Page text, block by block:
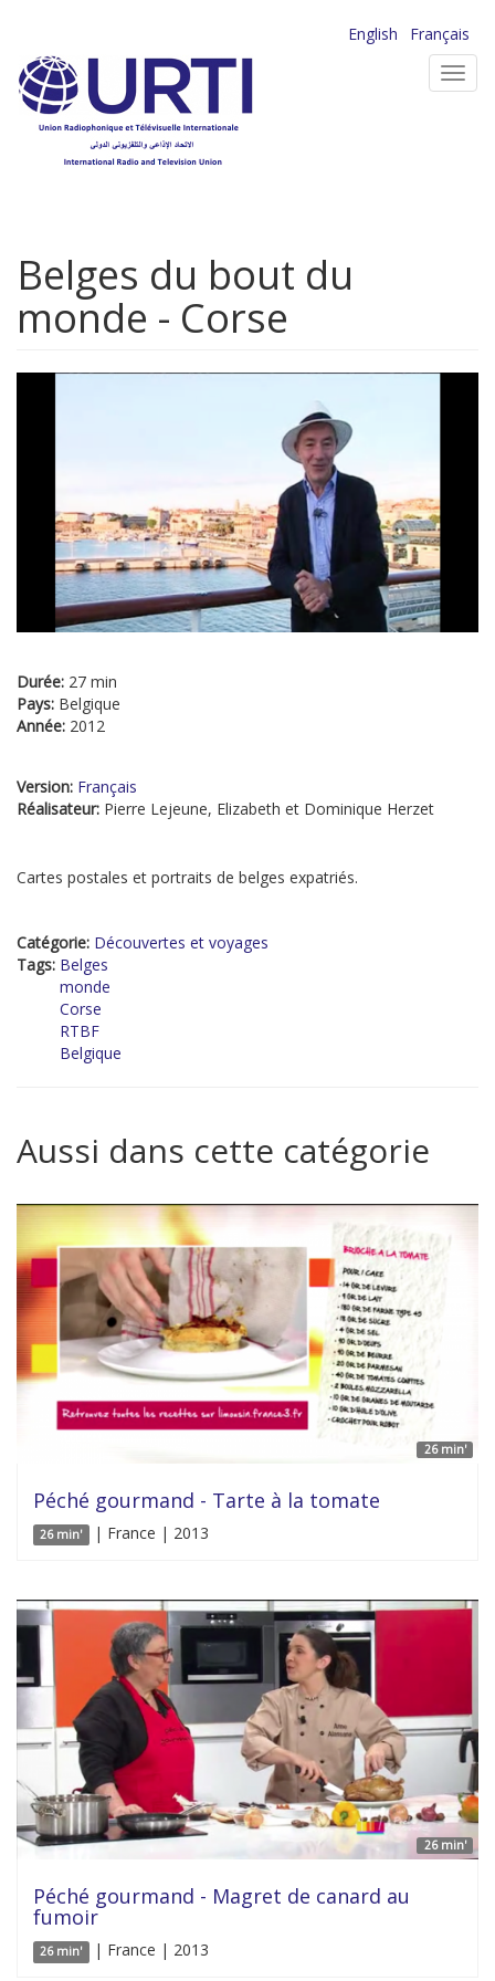
contenu
principal
English
Français
Belges du bout du
monde - Corse
Durée: 27 min
Pays: Belgique
Année: 2012
Version: Français
Réalisateur: Pierre Lejeune, Elizabeth et Dominique Herzet
Cartes postales et portraits de belges expatriés.
Catégorie: Découvertes et voyages
Tags: Belges
monde
Corse
RTBF
Belgique
Aussi dans cette catégorie
26 min'
Péché gourmand - Tarte à la tomate
26 min' | France | 2013
26 min'
Péché gourmand - Magret de canard au
fumoir
26 min' | France | 2013